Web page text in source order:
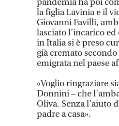
la figlia Lavinia e il
Giovanni Favilli,
lasciato l’incarico
in Italia si è preso
già cremato
emigrata nel paese
«Voglio ringraziare
Donnini – che
Oliva. Senza l’aiuto
padre a casa».